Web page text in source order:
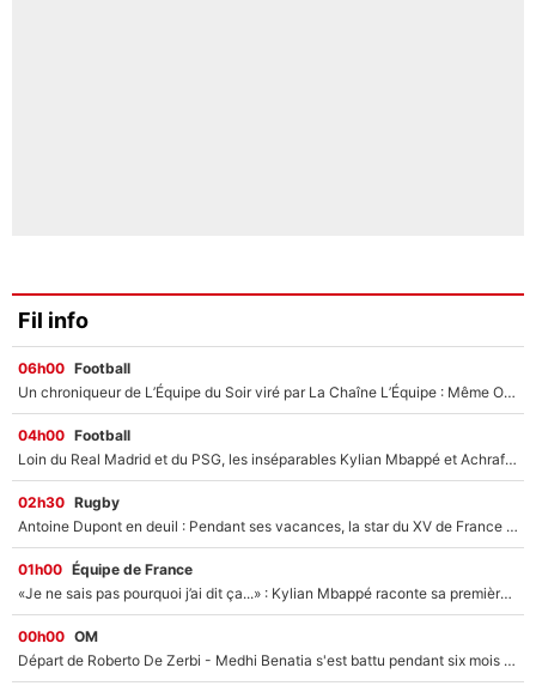
Fil info
06h00 Football
Un chroniqueur de L’Équipe du Soir viré par La Chaîne L’Équipe : Même Olivier Ménard n’avait pas pu empêcher son départ, «je l’ai appris sur Twitter, je l’ai vécu assez mal»
04h00 Football
Loin du Real Madrid et du PSG, les inséparables Kylian Mbappé et Achraf Hakimi changent d'équipe le temps d'une journée !
02h30 Rugby
Antoine Dupont en deuil : Pendant ses vacances, la star du XV de France a perdu sa grand-mère
01h00 Équipe de France
«Je ne sais pas pourquoi j’ai dit ça...» : Kylian Mbappé raconte sa première rencontre avec Zinédine Zidane (et c’est très drôle)
00h00 OM
Départ de Roberto De Zerbi - Medhi Benatia s'est battu pendant six mois pour le retenir à l'OM, le PSG a été le naufrage de trop : «Je pars avec toi»